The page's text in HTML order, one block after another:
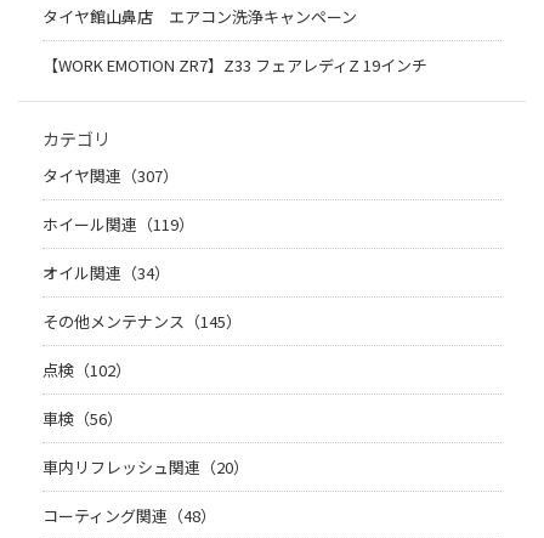
タイヤ館山鼻店 エアコン洗浄キャンペーン
【WORK EMOTION ZR7】Z33 フェアレディZ 19インチ
カテゴリ
タイヤ関連（307）
ホイール関連（119）
オイル関連（34）
その他メンテナンス（145）
点検（102）
車検（56）
車内リフレッシュ関連（20）
コーティング関連（48）